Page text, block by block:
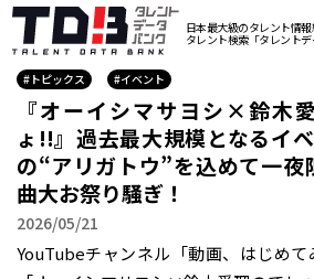
日本最大級のタレント情
タレント検索「タレントデ
#トピックス #イベント
『オーイシマサヨシ×鈴木
ょ!!』過去最大規模となるイ
の“アリガトウ”を込めて一夜
曲大お祭り騒ぎ！
2026/05/21
YouTubeチャンネル「動画、はじめ